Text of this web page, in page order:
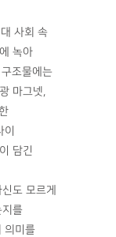
사회 속
녹아
조물에는
마그넷,
담긴
도 모르게
지를
의미를